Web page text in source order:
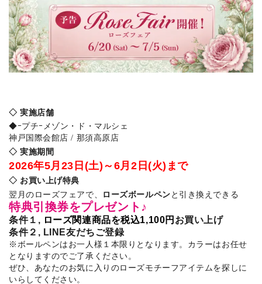
◇ 実施店舗
◆ｰプチｰメゾン・ド・マルシェ
神戸国際会館店 / 那須高原店
◇ 実施期間
2026年5月23日(土)～6月2日(火)まで
◇ お買い上げ特典
翌月のローズフェアで、 ローズボールペン と引き換えできる
特典引換券をプレゼント♪
条件１, ローズ関連商品を税込1,100円 お買い上げ
条件２, LINE友だちご登録
※ボールペンはお一人様１本限りとなります。カラーはお任せ
となりますのでご了承ください。
ぜひ、あなたのお気に入りのローズモチーフアイテムを探しに
いらしてください。